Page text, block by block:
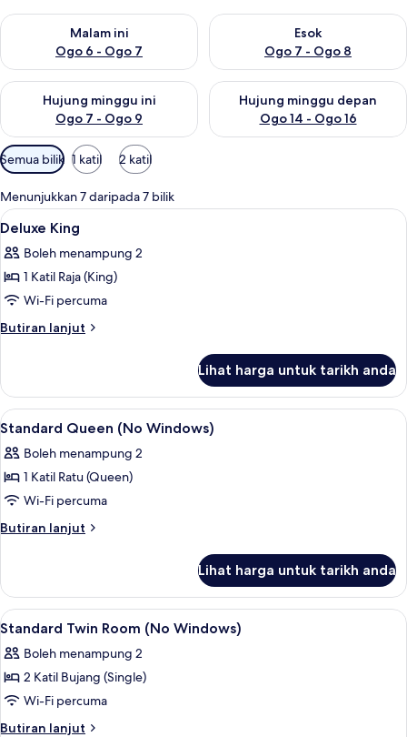
Malam ini
Ogo 6 - Ogo 7
Semak ketersediaan untuk malam ini Ogo 6 - Ogo 7
Esok
Ogo 7 - Ogo 8
Semak ketersediaan untuk
Hujung minggu ini
Ogo 7 - Ogo 9
Semak ketersediaan untuk hujung minggu ini Ogo 7 - Ogo 9
Hujung minggu depan
Ogo 14 - Ogo 16
Semak ketersediaan untuk
Penapis
yang
tersedia
untuk
bilik
Semua bilik 1 katil 2 katil
Menunjukkan 7 daripada 7 bilik
Lihat
semua
foto
untuk
Deluxe
King
Meja, seterika/papan seterika, Wi-fi
4
Deluxe King
Boleh menampung 2
1 Katil Raja (King)
Wi-Fi percuma
Butiran lanjut
Butiran
King
Lihat harga untuk tarikh anda
Lihat
semua
foto
untuk
Standard
Queen
Meja, seterika/papan seterika, Wi-fi
5
Standard Queen (No Windows)
Boleh menampung 2
1 Katil Ratu (Queen)
Wi-Fi percuma
Butiran lanjut
Butiran
Queen
(No
Windows)
Lihat harga untuk tarikh anda
Lihat
semua
foto
untuk
Standard
Twin
Meja, seterika/papan seterika, Wi-fi
4
Standard Twin Room (No Windows)
Boleh menampung 2
2 Katil Bujang (Single)
Wi-Fi percuma
Butiran lanjut
Butiran